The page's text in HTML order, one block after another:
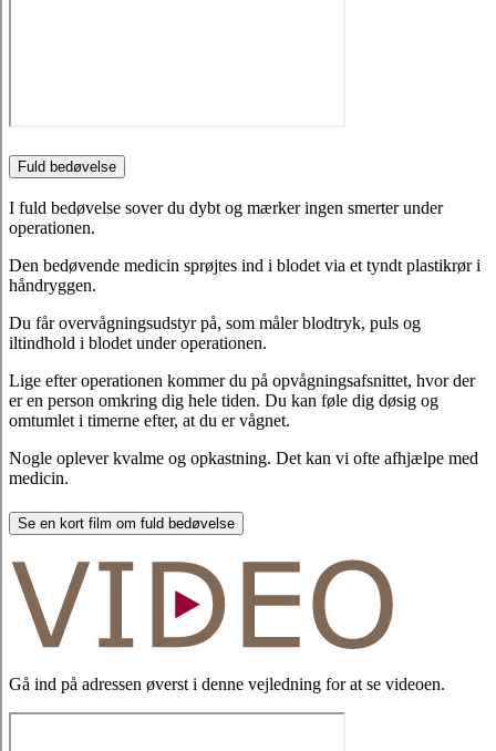
Fuld bedøvelse
I fuld bedøvelse sover du dybt og mærker ingen smerter under
operationen.
Den bedøvende medicin sprøjtes ind i blodet via et tyndt plastikrør i
håndryggen.
Du får overvågningsudstyr på, som måler blodtryk, puls og
iltindhold i blodet under operationen.
Lige efter operationen kommer du på opvågningsafsnittet, hvor der
er en person omkring dig hele tiden. Du kan føle dig døsig og
omtumlet i timerne efter, at du er vågnet.
Nogle oplever kvalme og opkastning. Det kan vi ofte afhjælpe med
medicin.
Se en kort film om fuld bedøvelse
Gå ind på adressen øverst i denne vejledning for at se videoen.